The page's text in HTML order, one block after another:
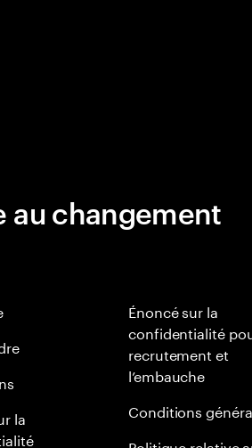
au changement
la
Énoncé sur la
confidentialité
recrutement et
l’embauche
Conditions